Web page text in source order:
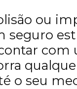
ou
seguro
o seu